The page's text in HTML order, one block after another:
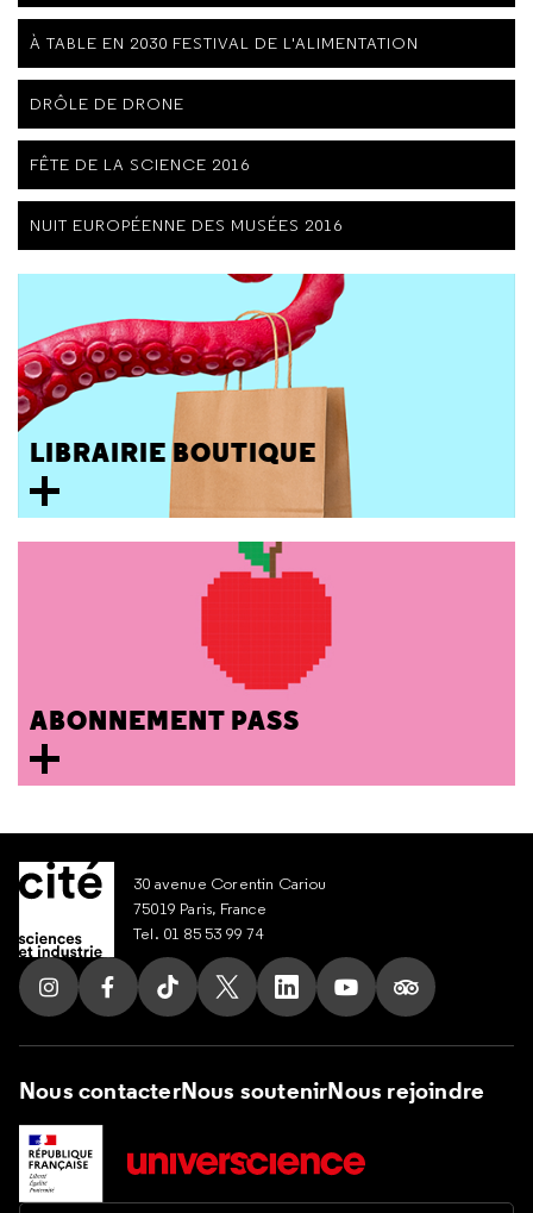
À TABLE EN 2030 FESTIVAL DE L'ALIMENTATION
DRÔLE DE DRONE
FÊTE DE LA SCIENCE 2016
NUIT EUROPÉENNE DES MUSÉES 2016
LIBRAIRIE BOUTIQUE
ABONNEMENT PASS
30 avenue Corentin Cariou
75019 Paris, France
Tel. 01 85 53 99 74
Suivez nous sur Instagram
Suivez nous sur Facebook
Suivez nous sur Tik Tok
Suivez nous sur X
Suivez nous sur LinkedIn
Suivez nous sur
Suivez nous
Nous contacterNous soutenirNous rejoindre